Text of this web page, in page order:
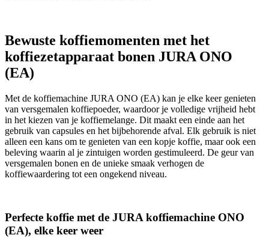
Bewuste koffiemomenten met het
koffiezetapparaat bonen JURA ONO
(EA)
Met de koffiemachine JURA ONO (EA) kan je elke keer genieten
van versgemalen koffiepoeder, waardoor je volledige vrijheid hebt
in het kiezen van je koffiemelange. Dit maakt een einde aan het
gebruik van capsules en het bijbehorende afval. Elk gebruik is niet
alleen een kans om te genieten van een kopje koffie, maar ook een
beleving waarin al je zintuigen worden gestimuleerd. De geur van
versgemalen bonen en de unieke smaak verhogen de
koffiewaardering tot een ongekend niveau.
Perfecte koffie met de JURA koffiemachine ONO
(EA), elke keer weer